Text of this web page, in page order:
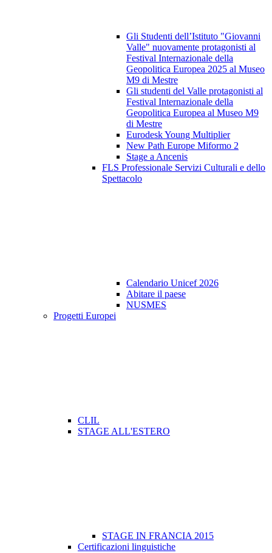
Gli Studenti dell’Istituto "Giovanni
Valle" nuovamente protagonisti al
Festival Internazionale della
Geopolitica Europea 2025 al Museo
M9 di Mestre
Gli studenti del Valle protagonisti al
Festival Internazionale della
Geopolitica Europea al Museo M9
di Mestre
Eurodesk Young Multiplier
New Path Europe Miformo 2
Stage a Ancenis
FLS Professionale Servizi Culturali e dello
Spettacolo
Calendario Unicef 2026
Abitare il paese
NUSMES
Progetti Europei
CLIL
STAGE ALL'ESTERO
STAGE IN FRANCIA 2015
Certificazioni linguistiche